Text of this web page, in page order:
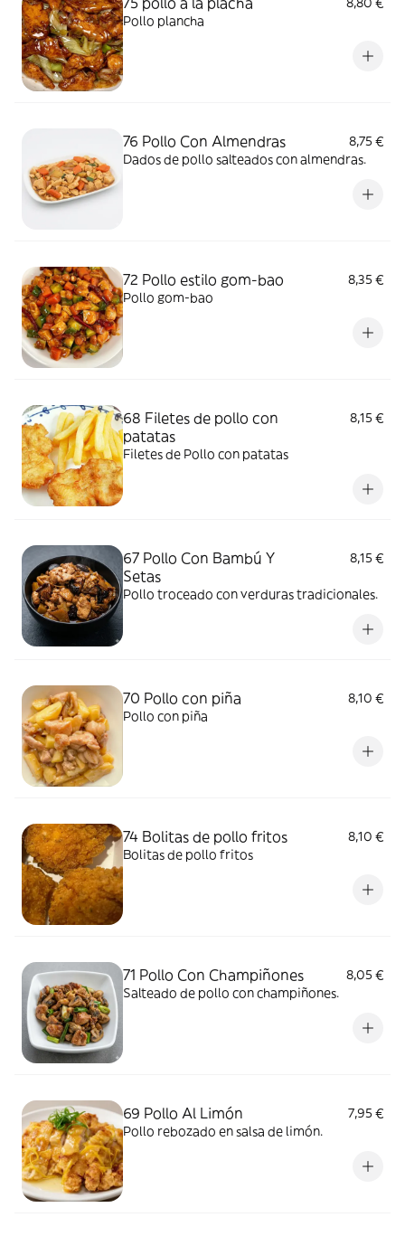
Pollo plancha
76 Pollo Con Almendras
8,75 €
Dados de pollo salteados con almendras.
72 Pollo estilo gom-bao
8,35 €
Pollo gom-bao
68 Filetes de pollo con
patatas
8,15 €
Filetes de Pollo con patatas
67 Pollo Con Bambú Y
Setas
8,15 €
Pollo troceado con verduras tradicionales.
70 Pollo con piña
8,10 €
Pollo con piña
74 Bolitas de pollo fritos
8,10 €
Bolitas de pollo fritos
71 Pollo Con Champiñones
8,05 €
Salteado de pollo con champiñones.
69 Pollo Al Limón
7,95 €
Pollo rebozado en salsa de limón.